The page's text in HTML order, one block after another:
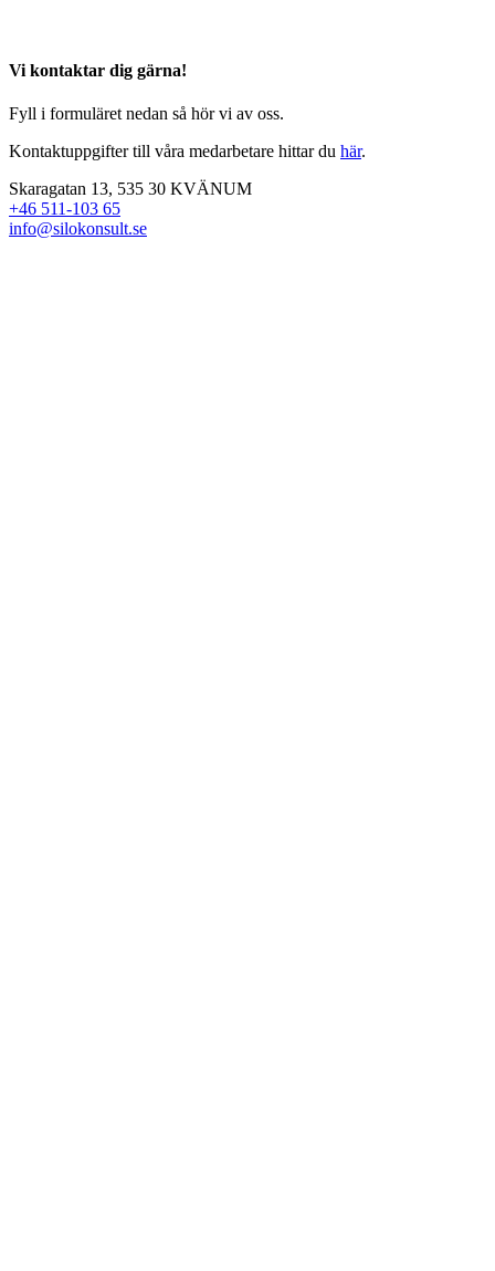
Vi kontaktar dig gärna!
Fyll i formuläret nedan så hör vi av oss.
Kontaktuppgifter till våra medarbetare hittar du här.
Skaragatan 13, 535 30 KVÄNUM
+46 511-103 65
info@silokonsult.se